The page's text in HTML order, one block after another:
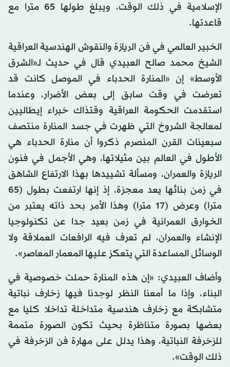
الإسلامية في ذلك الوقت، ويبلغ طولها 65 مترا مع
قاعدتها.
الخبير العالمي في فن الريازة والنقوش الهندسية العراقية
الشيخ محمد صالح العبيدي قال في حديث لـ«الشرق
الأوسط» إن «المنارة الحدباء في الموصل كانت قد
تعرضت في وقت سابق إلى بعض الأضرار، وعندما
استقدمت الحكومة العراقية وقتذاك خبراء إيطاليين
لمعالجة الشروخ التي ظهرت في جسد المنارة منتصف
سبعينات القرن المنصرم ذكروا أن منارة الحدباء هي
الأطول في العالم بين مثيلاتها، وهي الأجمل في فنون
الريازة والعمران، ومسألة تشييدها بهذا الارتفاع الشاهق
في زمن بنائها يعد معجزة، إذ إنها ارتفعت بطول (65
مترا) وعرض (17 مترا) وهذا الأمر بحد ذاته يعتبر من
الخوارق العمرانية في زمن بعيد جدا عن تكنولوجيا
الإنشاء والعمران، لم تعرف فيه الرافعات العملاقة ولا
الوسائل المساعدة التي يتعكز عليها المعمار المعاصر».
وأضاف العبيدي: «إن هذه المنارة حملت خصوصية في
البناء، وإذا ما أمعنا النظر لوجدنا فيها زخارف نباتية
متشابكة مع زخارف هندسية متداخلة تداخلا كليا مع
بعضها بصورة متناظرة بحيث تكون الصورة متممة
للزخرفة النباتية، وهذا يدلل على مهارة فن الزخرفة في
ذلك الوقت».